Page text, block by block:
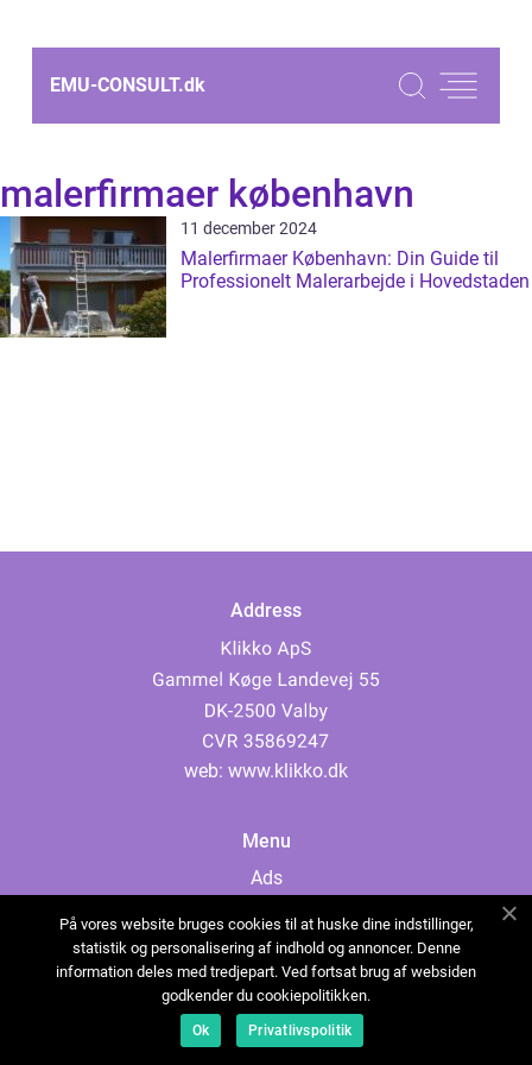
EMU-CONSULT.dk
malerfirmaer københavn
11 december 2024
Malerfirmaer København: Din Guide til
Professionelt Malerarbejde i Hovedstaden
Address
web: www.klikko.dk
Menu
Ads
Cookies
Contact
Sitemap
På vores website bruges cookies til at huske dine indstillinger,
statistik og personalisering af indhold og annoncer. Denne
information deles med tredjepart. Ved fortsat brug af websiden
godkender du cookiepolitikken.
Ok Privatlivspolitik